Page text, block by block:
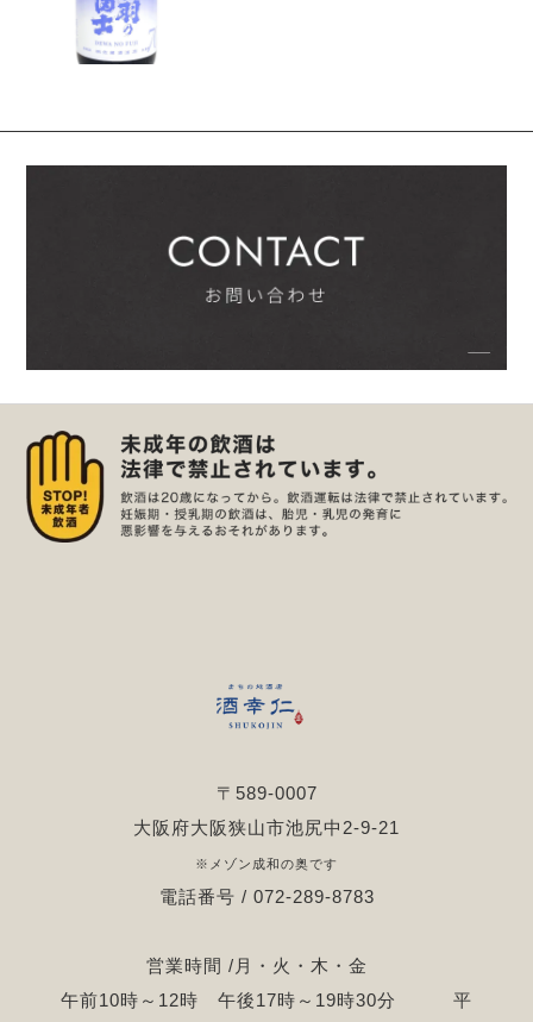
〒589-0007
大阪府大阪狭山市池尻中2-9-21
※メゾン成和の奥です
電話番号 / 072-289-8783
営業時間 /月・火・木・金
午前10時～12時 午後17時～19時30分 平